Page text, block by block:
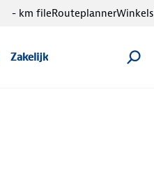
Zakelijk
- km fileRouteplannerWinkels